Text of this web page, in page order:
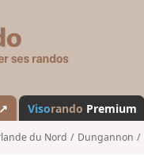
s
a
n
d
Visorando Premium
du Nord Dungannon